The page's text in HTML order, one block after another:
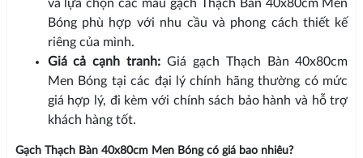
và lựa chọn các mẫu gạch Thạch Bàn 40x80cm Men
Bóng phù hợp với nhu cầu và phong cách thiết kế
riêng của mình.
Giá cả cạnh tranh: Giá gạch Thạch Bàn 40x80cm
Men Bóng tại các đại lý chính hãng thường có mức
giá hợp lý, đi kèm với chính sách bảo hành và hỗ trợ
khách hàng tốt.
Gạch Thạch Bàn 40x80cm Men Bóng có giá bao nhiêu?